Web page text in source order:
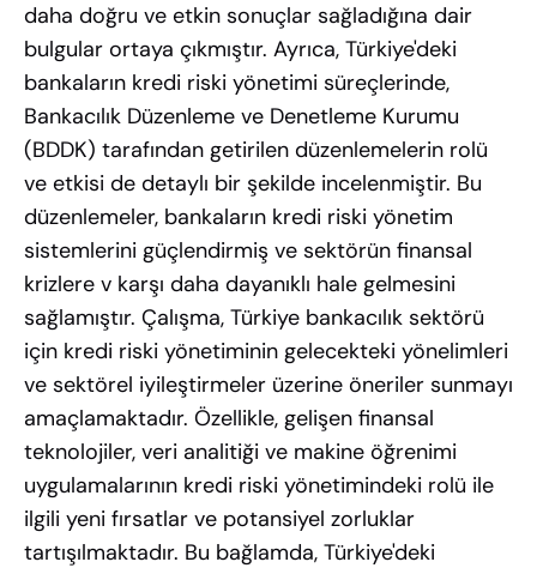
daha doğru ve etkin sonuçlar sağladığına dair
bulgular ortaya çıkmıştır. Ayrıca, Türkiye'deki
bankaların kredi riski yönetimi süreçlerinde,
Bankacılık Düzenleme ve Denetleme Kurumu
(BDDK) tarafından getirilen düzenlemelerin rolü
ve etkisi de detaylı bir şekilde incelenmiştir. Bu
düzenlemeler, bankaların kredi riski yönetim
sistemlerini güçlendirmiş ve sektörün finansal
krizlere v karşı daha dayanıklı hale gelmesini
sağlamıştır. Çalışma, Türkiye bankacılık sektörü
için kredi riski yönetiminin gelecekteki yönelimleri
ve sektörel iyileştirmeler üzerine öneriler sunmayı
amaçlamaktadır. Özellikle, gelişen finansal
teknolojiler, veri analitiği ve makine öğrenimi
uygulamalarının kredi riski yönetimindeki rolü ile
ilgili yeni fırsatlar ve potansiyel zorluklar
tartışılmaktadır. Bu bağlamda, Türkiye'deki